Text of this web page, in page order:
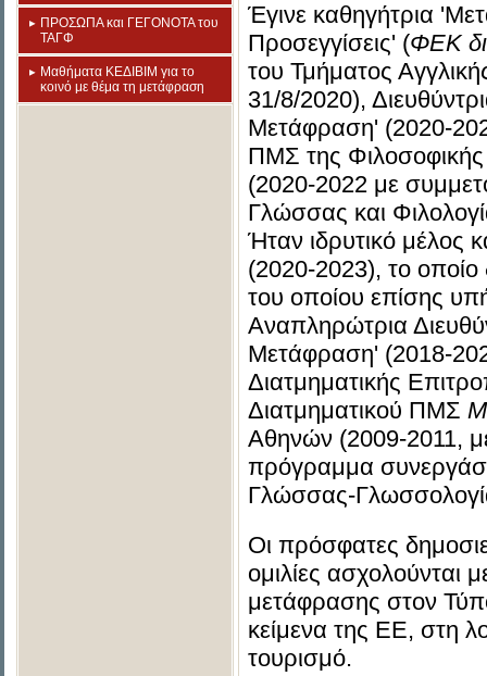
ΠΡΟΣΩΠΑ και ΓΕΓΟΝΟΤΑ του
ΤΑΓΦ
Mαθήματα ΚΕΔΙΒΙΜ για το
κοινό με θέμα τη μετάφραση
Έγινε καθηγήτρια
Προσεγγίσεις' (ΦΕΚ
του Τμήματος
31/8/2020),
Μετάφραση' (2020-
ΠΜΣ της
(2020-2022 με
Γλώσσας και
Ήταν ιδρυτικό
(2020-2023), το
του οποίου επίσης
Αναπληρώτρια
Μετάφραση' (2018-
Διατμηματικής
Διατμηματικού ΠΜΣ
Αθηνών (2009-2011,
πρόγραμμα
Γλώσσας-
Οι πρόσφατες
ομιλίες ασχολούνται
μετάφρασης στον
κείμενα της ΕΕ, στη
τουρισμό.